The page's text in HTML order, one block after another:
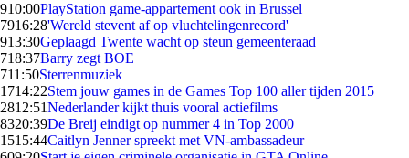
910:00PlayStation game-appartement ook in Brussel
7916:28'Wereld stevent af op vluchtelingenrecord'
913:30Geplaagd Twente wacht op steun gemeenteraad
718:37Barry zegt BOE
711:50Sterrenmuziek
1714:22Stem jouw games in de Games Top 100 aller tijden 2015
2812:51Nederlander kijkt thuis vooral actiefilms
8320:39De Breij eindigt op nummer 4 in Top 2000
1515:44Caitlyn Jenner spreekt met VN-ambassadeur